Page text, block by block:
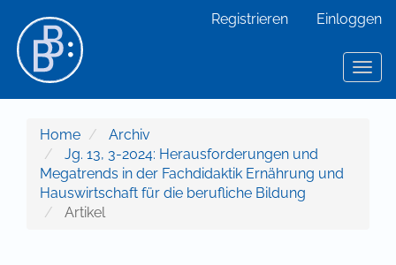
Hauptinhalt
Sidebar
Registrieren Einloggen
Home
Archiv
Jg. 13, 3-2024: Herausforderungen und
Megatrends in der Fachdidaktik Ernährung und
Hauswirtschaft für die berufliche Bildung
Artikel